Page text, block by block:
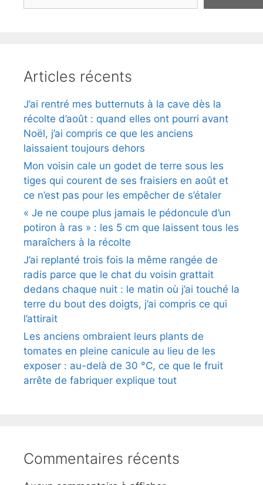
Articles récents
J’ai rentré mes butternuts à la cave dès la
récolte d’août : quand elles ont pourri avant
Noël, j’ai compris ce que les anciens
laissaient toujours dehors
Mon voisin cale un godet de terre sous les
tiges qui courent de ses fraisiers en août et
ce n’est pas pour les empêcher de s’étaler
« Je ne coupe plus jamais le pédoncule d’un
potiron à ras » : les 5 cm que laissent tous les
maraîchers à la récolte
J’ai replanté trois fois la même rangée de
radis parce que le chat du voisin grattait
dedans chaque nuit : le matin où j’ai touché la
terre du bout des doigts, j’ai compris ce qui
l’attirait
Les anciens ombraient leurs plants de
tomates en pleine canicule au lieu de les
exposer : au-delà de 30 °C, ce que le fruit
arrête de fabriquer explique tout
Commentaires récents